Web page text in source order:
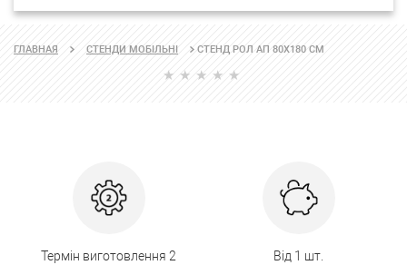
ГЛАВНАЯ СТЕНДИ МОБІЛЬНІ СТЕНД РОЛ АП 80Х180 СМ
Термін виготовлення 2
Від 1 шт.